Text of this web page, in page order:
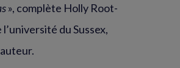
», complète Holly Root-
du Sussex,